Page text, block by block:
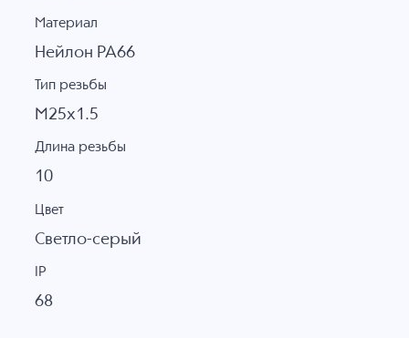
Материал
Нейлон PA66
Тип резьбы
M25x1.5
Длина резьбы
10
Цвет
Светло-серый
IP
68